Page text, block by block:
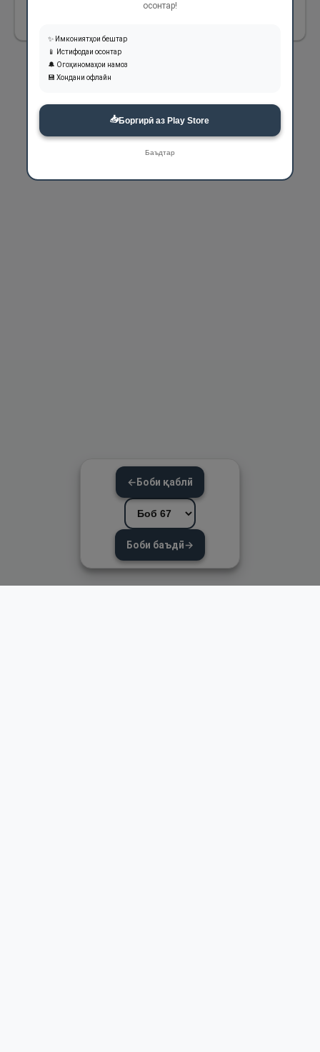
←Боби қаблӣ
Боби баъдӣ→
осонтар!
✨ Имкониятҳои бештар
📱 Истифодаи осонтар
🔔 Огоҳиномаҳои намоз
💾 Хондани офлайн
📥Боргирӣ аз Play Store
Баъдтар